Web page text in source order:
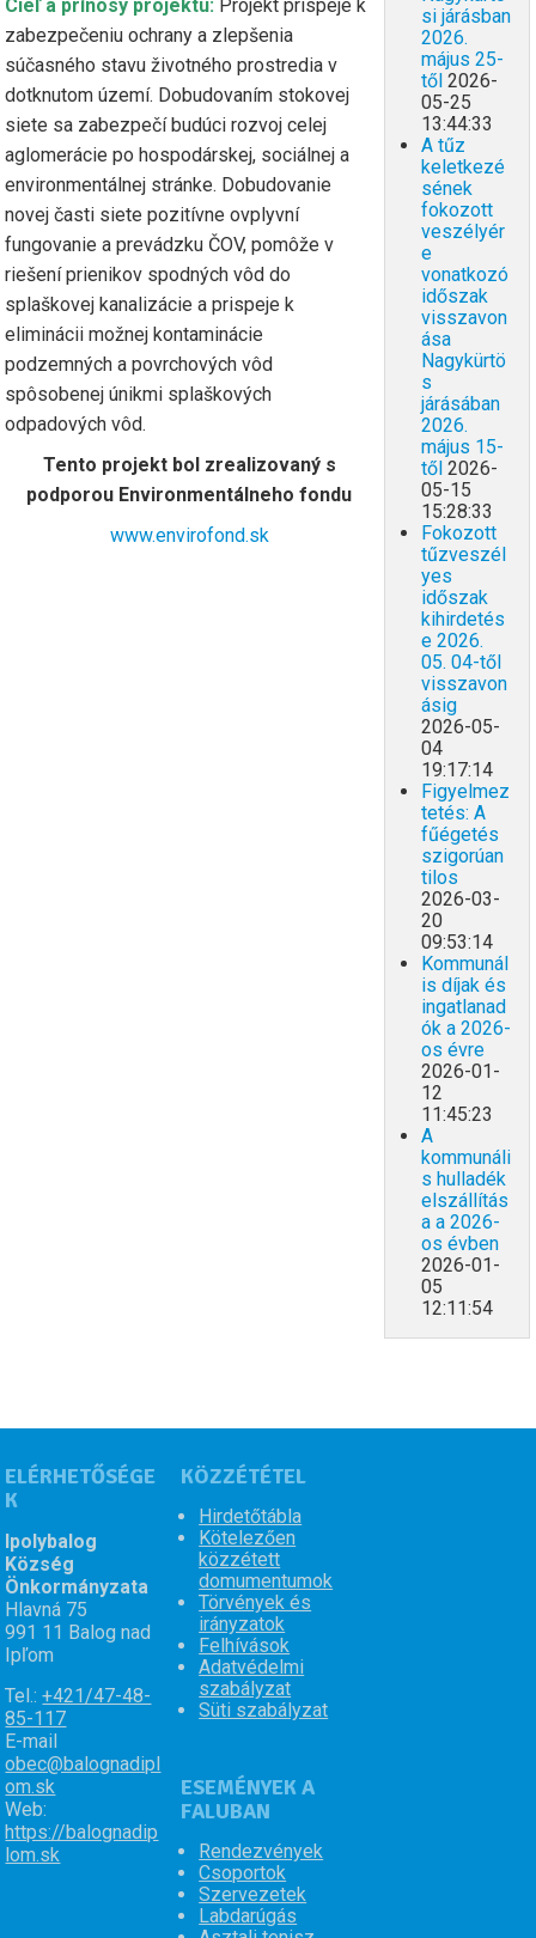
Cieľ a prínosy projektu: Projekt prispeje k
zabezpečeniu ochrany a zlepšenia
súčasného stavu životného prostredia v
dotknutom území. Dobudovaním stokovej
siete sa zabezpečí budúci rozvoj celej
aglomerácie po hospodárskej, sociálnej a
environmentálnej stránke. Dobudovanie
novej časti siete pozitívne ovplyvní
fungovanie a prevádzku ČOV, pomôže v
riešení prienikov spodných vôd do
splaškovej kanalizácie a prispeje k
eliminácii možnej kontaminácie
podzemných a povrchových vôd
spôsobenej únikmi splaškových
odpadových vôd.
Tento projekt bol zrealizovaný s
podporou Environmentálneho fondu
www.envirofond.sk
si járásban
2026.
május 25-
től 2026-
05-25
13:44:33
A tűz
keletkezé
sének
fokozott
veszélyér
e
vonatkozó
időszak
visszavon
ása
Nagykürtö
s
járásában
2026.
május 15-
től 2026-
05-15
15:28:33
Fokozott
tűzveszél
yes
időszak
kihirdetés
e 2026.
05. 04-től
visszavon
ásig
2026-05-
04
19:17:14
Figyelmez
tetés: A
fűégetés
szigorúan
tilos
2026-03-
20
09:53:14
Kommunál
is díjak és
ingatlanad
ók a 2026-
os évre
2026-01-
12
11:45:23
A
kommunáli
s hulladék
elszállítás
a a 2026-
os évben
2026-01-
05
12:11:54
ELÉRHETŐSÉGE
K
Ipolybalog
Község
Önkormányzata
Hlavná 75
991 11 Balog nad
Ipľom
Tel.:+421/47-48-
85-117
E-mail
obec@balognadipl
om.sk
Web:
https://balognadip
lom.sk
KÖZZÉTÉTEL
Hirdetőtábla
Kötelezően
közzétett
domumentumok
Törvények és
irányzatok
Felhívások
Adatvédelmi
szabályzat
Süti szabályzat
ESEMÉNYEK A
FALUBAN
Rendezvények
Csoportok
Szervezetek
Labdarúgás
UŽITOČNÉ ODKAZY
DigitalBase.sk